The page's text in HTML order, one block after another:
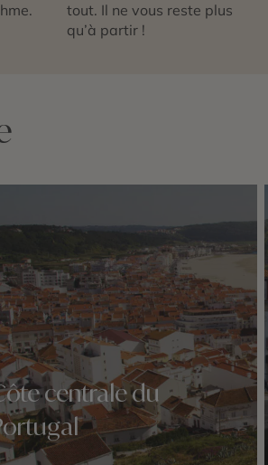
tout. Il ne vous reste plus
qu’à partir !
centrale du